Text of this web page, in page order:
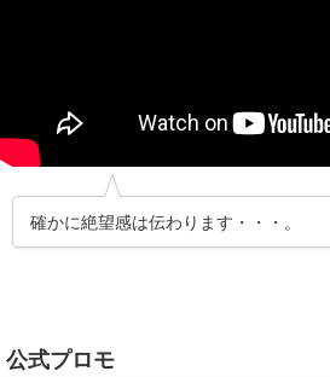
確かに絶望感は伝わります・・・。
公式プロモ